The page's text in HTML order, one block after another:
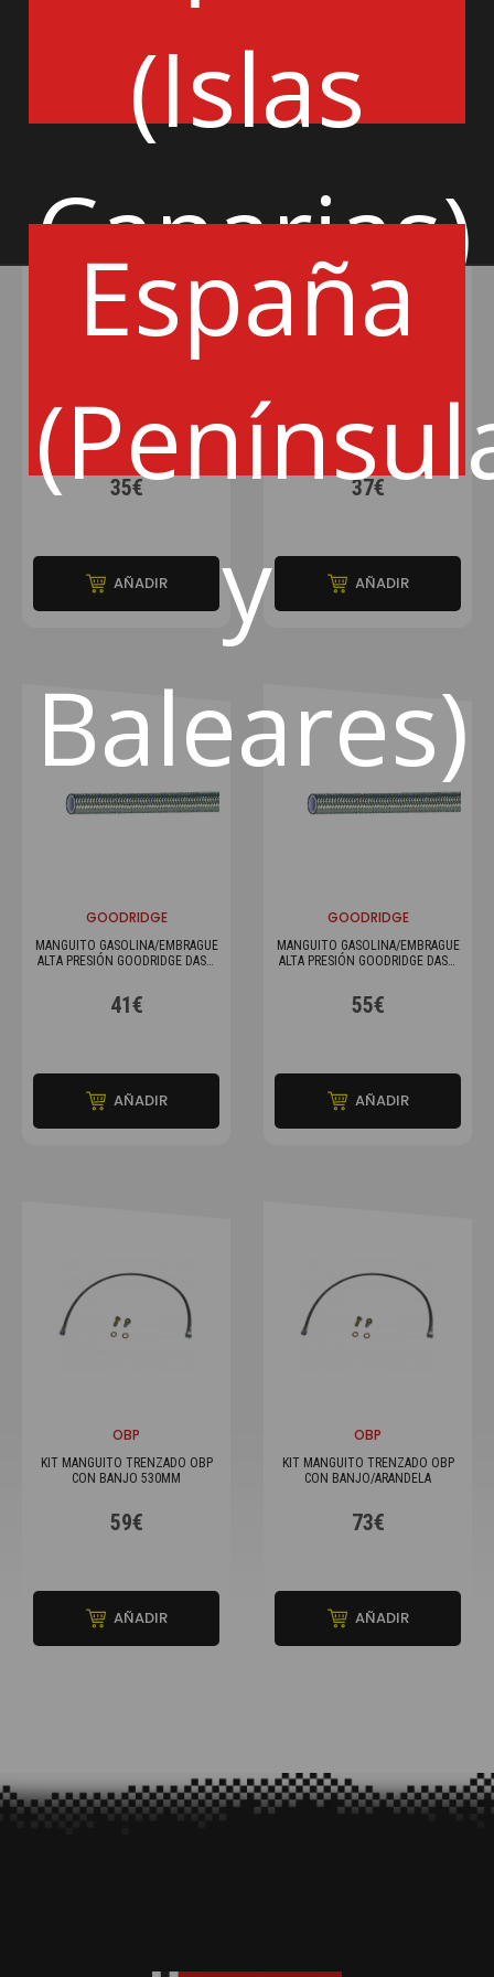
(Islas
Canarias)
España
y
Baleares)
AÑADIR
MANGUITO ALIMENTACIÓN
TRENZADO OBP DEPÓSITO
930MM
35€
AÑADIR
KIT BANJO 7/16UNF OBP + 2
ARANDELAS
37€
AÑADIR
GOODRIDGE
MANGUITO GASOLINA/EMBRAGUE
ALTA PRESIÓN GOODRIDGE DASH
41€
AÑADIR
GOODRIDGE
MANGUITO GASOLINA/EMBRAGUE
ALTA PRESIÓN GOODRIDGE DASH
55€
AÑADIR
OBP
KIT MANGUITO TRENZADO OBP
CON BANJO 530MM
59€
AÑADIR
OBP
KIT MANGUITO TRENZADO OBP
CON BANJO/ARANDELA
73€
AÑADIR